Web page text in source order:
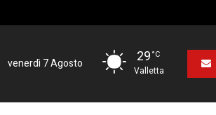
venerdì 7 Agosto 29°C
Valletta